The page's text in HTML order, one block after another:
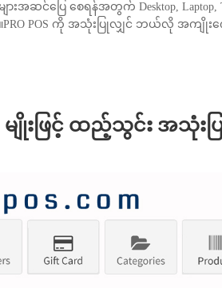
းအဆင်ပြေ စေရန်အတွက် Desktop, Laptop,
POS ကို အသုံးပြုလျှင် ဘယ်လို အကျိုးက
မျိုးဖြင့် ထည့်သွင်း အသုံးပ